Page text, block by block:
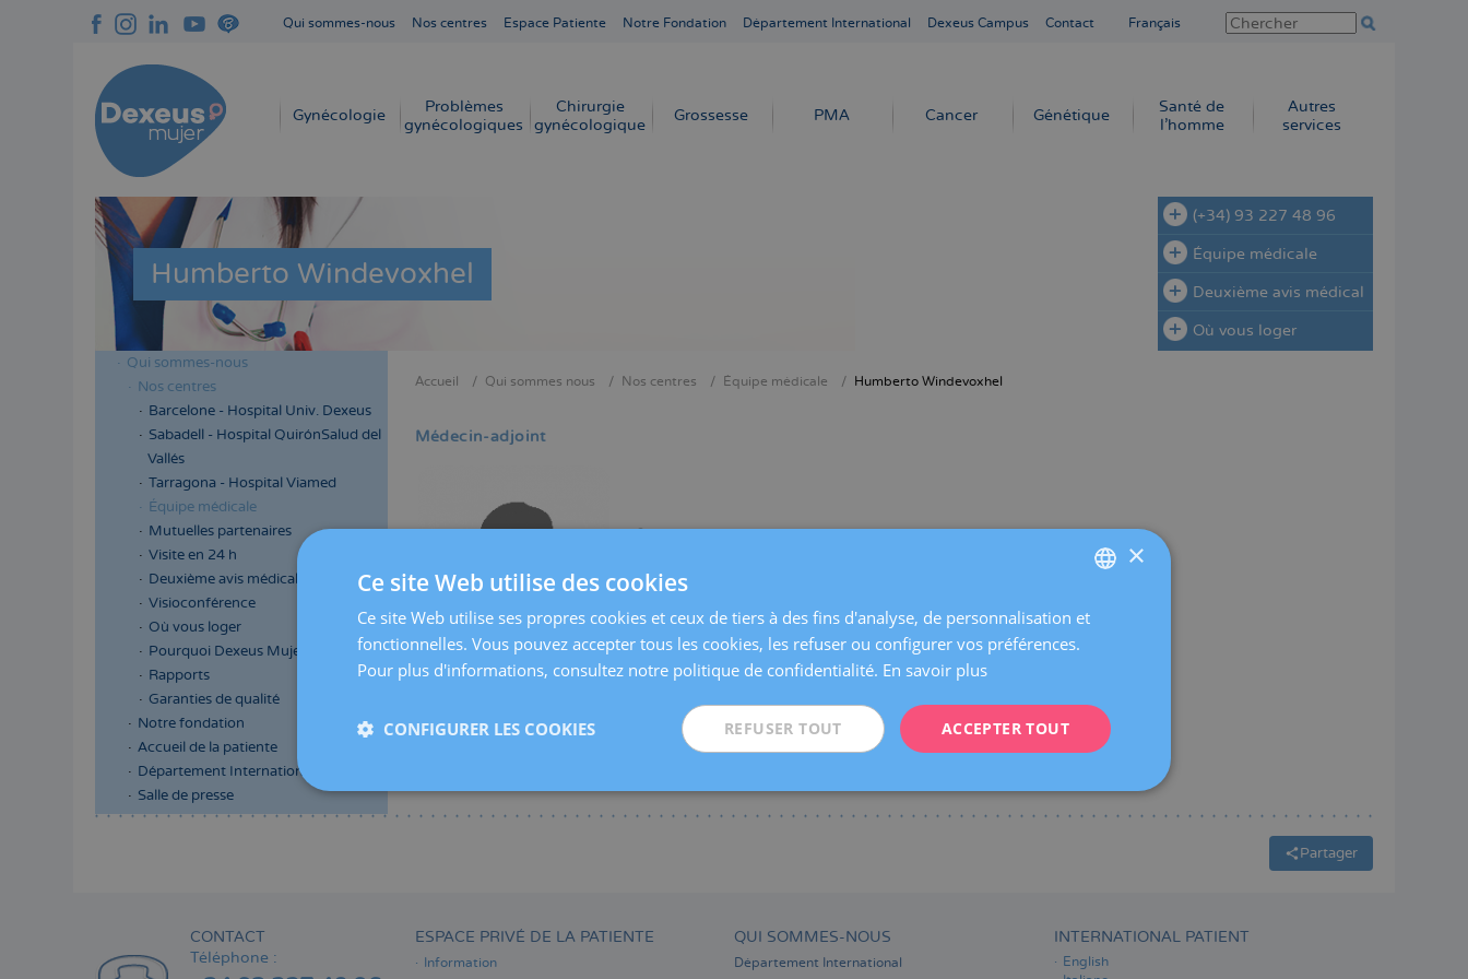
Qui sommes-nous Nos centres Espace Patiente Notre Fondation Département International Dexeus Campus Contact Français
Navegación
Gynécologie
Problèmes
gynécologiques
Chirurgie
gynécologique
Grossesse PMA Cancer Génétique
Santé de
l’homme
Autres
services
Humberto Windevoxhel
(+34) 93 227 48 96
Équipe médicale
Deuxième avis médical
Où vous loger
Menú
lateral
cabecera
Qui sommes-nous
Nos centres
Barcelone - Hospital Univ. Dexeus
Sabadell - Hospital QuirónSalud del
Vallés
Tarragona - Hospital Viamed
Équipe médicale
Mutuelles partenaires
Visite en 24 h
Deuxième avis médical
Visioconférence
Où vous loger
Pourquoi Dexeus Mujer
Rapports
Garanties de qualité
Notre fondation
Accueil de la patiente
Département International
Salle de presse
d'Ariane
Accueil Qui sommes nous Nos centres Équipe médicale Humberto Windevoxhel
Médecin-adjoint
Centres: Reus
Langues:
Gynécologie Générale
Partager
CONTACT
Téléphone :
ESPACE PRIVÉ DE LA PATIENTE
Information
QUI SOMMES-NOUS
Département International
INTERNATIONAL PATIENT
English
SPANISH
CATALÀ
FRENCH
×
Ce site Web utilise des cookies
Ce site Web utilise ses propres cookies et ceux de tiers à des fins d'analyse, de personnalisation et
fonctionnelles. Vous pouvez accepter tous les cookies, les refuser ou configurer vos préférences.
Pour plus d'informations, consultez notre politique de confidentialité. En savoir plus
ACCEPTER TOUT
REFUSER TOUT
CONFIGURER LES COOKIES